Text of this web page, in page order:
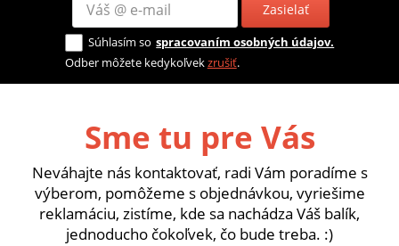
Zasielať
Súhlasím so spracovaním osobných údajov.
Odber môžete kedykoľvekzrušiť.
Sme tu pre Vás
Neváhajte nás kontaktovať, radi Vám poradíme s
výberom, pomôžeme s objednávkou, vyriešime
reklamáciu, zistíme, kde sa nachádza Váš balík,
jednoducho čokoľvek, čo bude treba. :)